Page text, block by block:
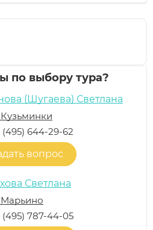
по выбору тура?
(Шугаева) Светлана
(495) 644-29-62
вопрос
Светлана
(495) 787-44-05